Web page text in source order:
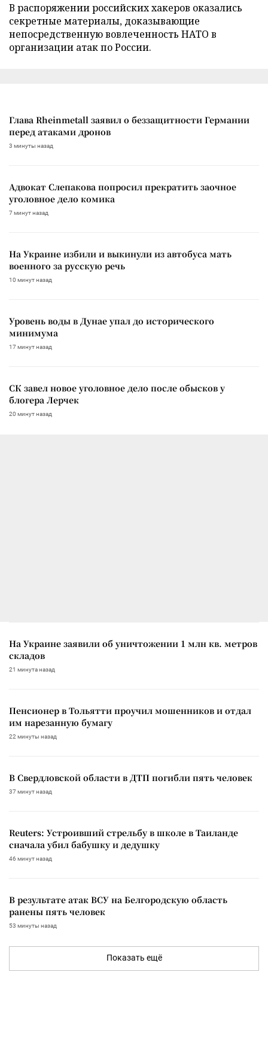
В распоряжении российских хакеров оказались
секретные материалы, доказывающие
непосредственную вовлеченность НАТО в
организации атак по России.
Глава Rheinmetall заявил о беззащитности Германии
перед атаками дронов
3 минуты назад
Адвокат Слепакова попросил прекратить заочное
уголовное дело комика
7 минут назад
На Украине избили и выкинули из автобуса мать
военного за русскую речь
10 минут назад
Уровень воды в Дунае упал до исторического
минимума
17 минут назад
СК завел новое уголовное дело после обысков у
блогера Лерчек
20 минут назад
На Украине заявили об уничтожении 1 млн кв. метров
складов
21 минута назад
Пенсионер в Тольятти проучил мошенников и отдал
им нарезанную бумагу
22 минуты назад
В Свердловской области в ДТП погибли пять человек
37 минут назад
Reuters: Устроивший стрельбу в школе в Таиланде
сначала убил бабушку и дедушку
46 минут назад
В результате атак ВСУ на Белгородскую область
ранены пять человек
53 минуты назад
Показать ещё